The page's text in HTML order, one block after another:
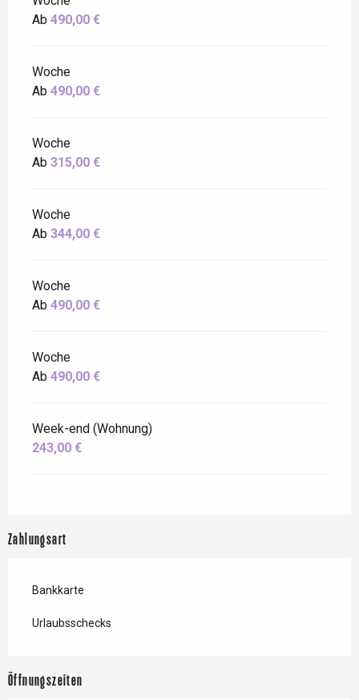
Ab 490,00 €
Woche
Ab 490,00 €
Woche
Ab 315,00 €
Woche
Ab 344,00 €
Woche
Ab 490,00 €
Woche
Ab 490,00 €
Week-end (Wohnung)
243,00 €
Zahlungsart
Bankkarte
Urlaubsschecks
Öffnungszeiten